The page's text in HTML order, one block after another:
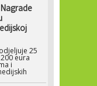
25
eura
i